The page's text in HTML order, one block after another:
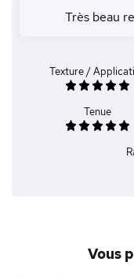
Très beau
Texture /
Tenue
Vous